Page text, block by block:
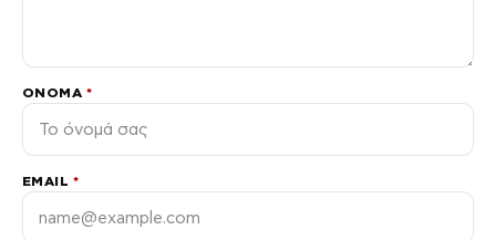
ΌΝΟΜΑ *
EMAIL *